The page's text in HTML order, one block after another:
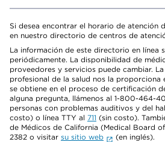
Si desea encontrar el horario de atención
en nuestro directorio de centros de
La información de este directorio en línea
periódicamente. La disponibilidad de
proveedores y servicios puede cambiar.
profesional de la salud nos la proporciona
se obtiene en el proceso de certificación
alguna pregunta, llámenos al 1-800-464-
personas con problemas auditivos y del
costo) o línea TTY al 711 (sin costo).
de Médicos de California (Medical Board
2382 o visitar su sitio web
(en inglés).